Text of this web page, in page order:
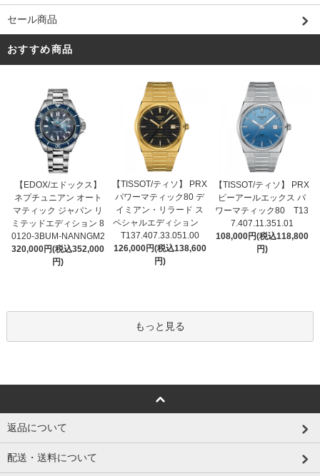
セール商品
おすすめ商品
【EDOX/エドックス】
ネプチュニアン オート
マティック ジャパン リ
ミテッドエディション 8
0120-3BUM-NANNGM2
320,000円(税込352,000
円)
【TISSOT/ティソ】 PRX
パワーマティック80 デ
イミアン・リラード ス
ペシャルエディション
T137.407.33.051.00
126,000円(税込138,600
円)
【TISSOT/ティソ】 PRX
ピーアールエックス パ
ワーマティック80 T13
7.407.11.351.01
108,000円(税込118,800
円)
もっと見る
返品について
配送・送料について